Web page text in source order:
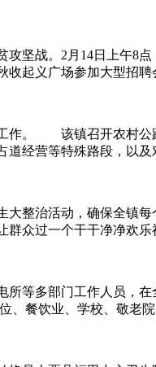
坚战。2月14日上午8点
收起义广场参加大型招聘
工作。 该镇召开农村公
经营等特殊路段，以及
整治活动，确保全镇每
众过一个干干净净欢乐
等多部门工作人员，在
餐饮业、学校、敬老院